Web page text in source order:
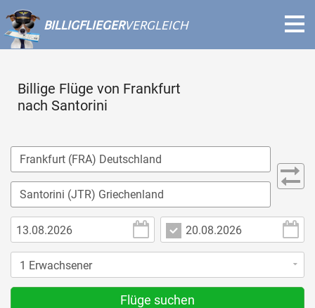
BILLIGFLIEGERVERGLEICH
Billige Flüge von Frankfurt
nach Santorini
Flüge suchen